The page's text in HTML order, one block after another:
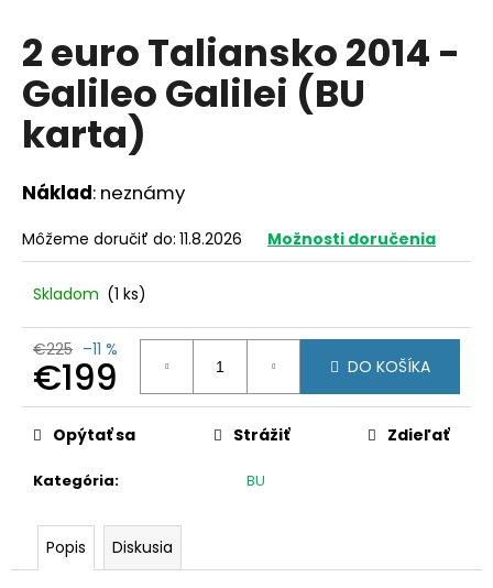
2 euro Taliansko 2014 -
Galileo Galilei (BU
karta)
Náklad: neznámy
Môžeme doručiť do: 11.8.2026 Možnosti doručenia
Skladom (1 ks)
€225 –11 %
€199
Jednotková
cena:
DO KOŠÍKA
Kategória: BU
Opýtať sa Strážiť Zdieľať
Popis Diskusia
j
s
ť
?
O
d
p
o
ú
e